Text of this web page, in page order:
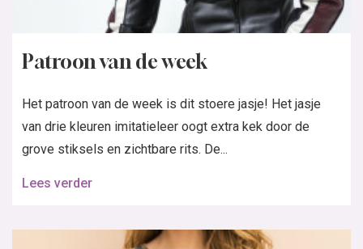
Patroon van de week
Het patroon van de week is dit stoere jasje! Het jasje
van drie kleuren imitatieleer oogt extra kek door de
grove stiksels en zichtbare rits. De...
Lees verder